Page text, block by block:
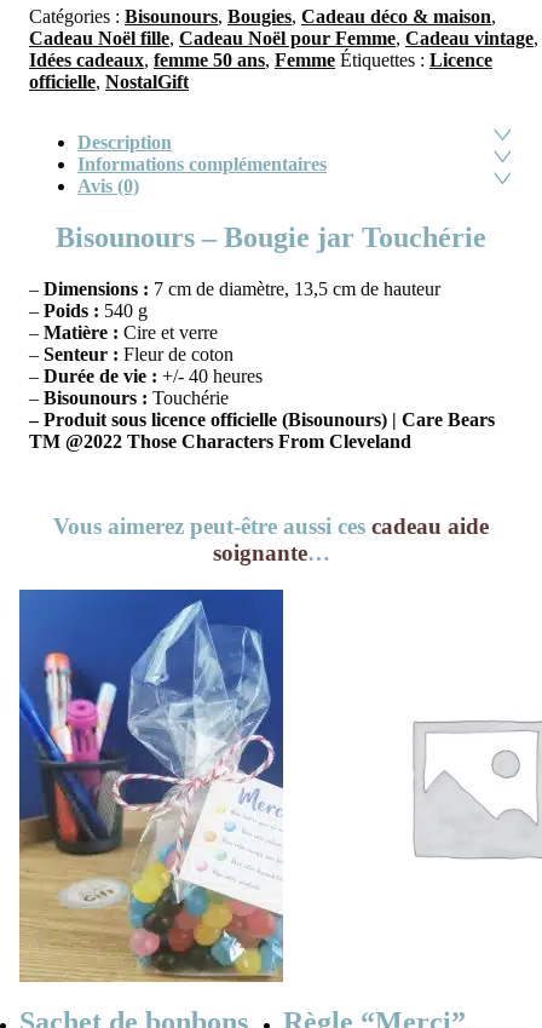
Catégories : Bisounours, Bougies, Cadeau déco & maison,
Cadeau Noël fille, Cadeau Noël pour Femme, Cadeau vintage,
Idées cadeaux, femme 50 ans, Femme Étiquettes : Licence
officielle, NostalGift
Description
Informations complémentaires
Avis (0)
Bisounours – Bougie jar Touchérie
– Dimensions : 7 cm de diamètre, 13,5 cm de hauteur
– Poids : 540 g
– Matière : Cire et verre
– Senteur : Fleur de coton
– Durée de vie : +/- 40 heures
– Bisounours : Touchérie
– Produit sous licence officielle (Bisounours) | Care Bears
TM @2022 Those Characters From Cleveland
Vous aimerez peut-être aussi ces cadeau aide
soignante…